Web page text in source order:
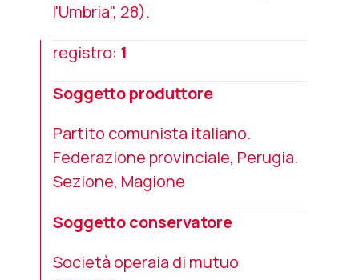
l'Umbria", 28).
registro: 1
Soggetto produttore
Partito comunista italiano.
Federazione provinciale, Perugia.
Sezione, Magione
Soggetto conservatore
Società operaia di mutuo